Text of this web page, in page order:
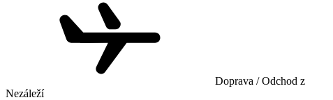
Doprava / Odchod z
Nezáleží